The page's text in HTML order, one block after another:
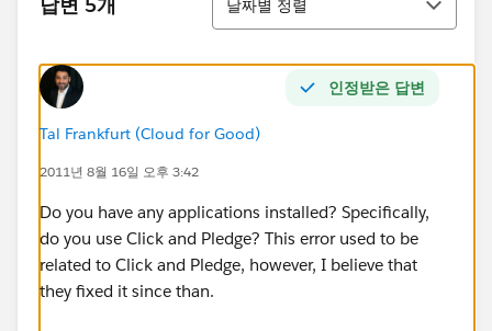
날짜별 정렬
인정받은 답변
Tal Frankfurt (Cloud for Good)
2011년 8월 16일 오후 3:42
Do you have any applications installed? Specifically,
do you use Click and Pledge? This error used to be
related to Click and Pledge, however, I believe that
they fixed it since than.